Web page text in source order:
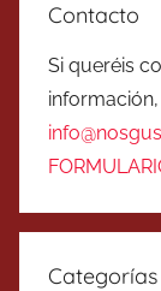
Contacto
Si queréis
Categorías